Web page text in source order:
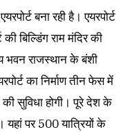
बना रही है। एयरपोर्ट
बिल्डिंग राम मंदिर की
भवन राजस्थान के बंशी
का निर्माण तीन फेस में
सुविधा होगी। पूरे देश के
यहां पर 500 यात्रियों के